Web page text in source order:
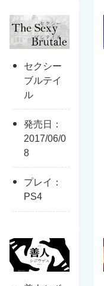
セクシー
ブルテイ
ル
発売日：
2017/06/0
8
プレイ：
PS4